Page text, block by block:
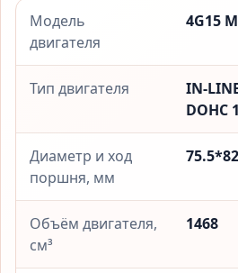
Модель
двигателя
4G15
Тип двигателя
IN-
DOHC
Диаметр и ход
поршня, мм
Объём двигателя,
см³
1468